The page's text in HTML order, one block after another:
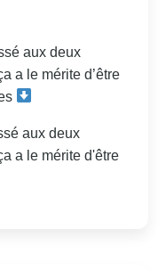
aux deux
a le mérite d’être
aux deux
a le mérite d'être